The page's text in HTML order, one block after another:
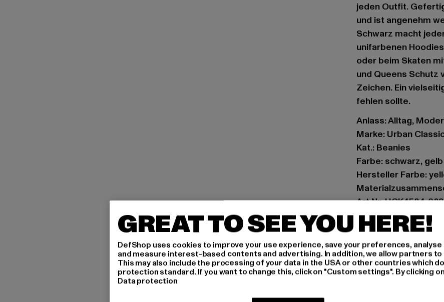
jeden Outfit.
und ist angenehm
Schwarz macht
unifarbenen
oder beim Skaten
und Queens Schutz
Zeichen. Ein
fehlen sollte.
Anlass: Alltag,
Marke: Urban
Kat.: Beanies
Farbe: schwarz, gelb
Hersteller Farbe:
Art.Nr: UCK4584-
Hersteller: TB
Dr.-Robert-
GREAT TO SEE YOU HERE!
DefShop uses cookies to improve your use experience, save your preferences,
and measure interest-based contents and advertising. In addition, we allow partners
This may also include the processing of your data in the USA or other countries which
protection standard. If you want to change this, click on "Custom settings". By clicking
Data protection